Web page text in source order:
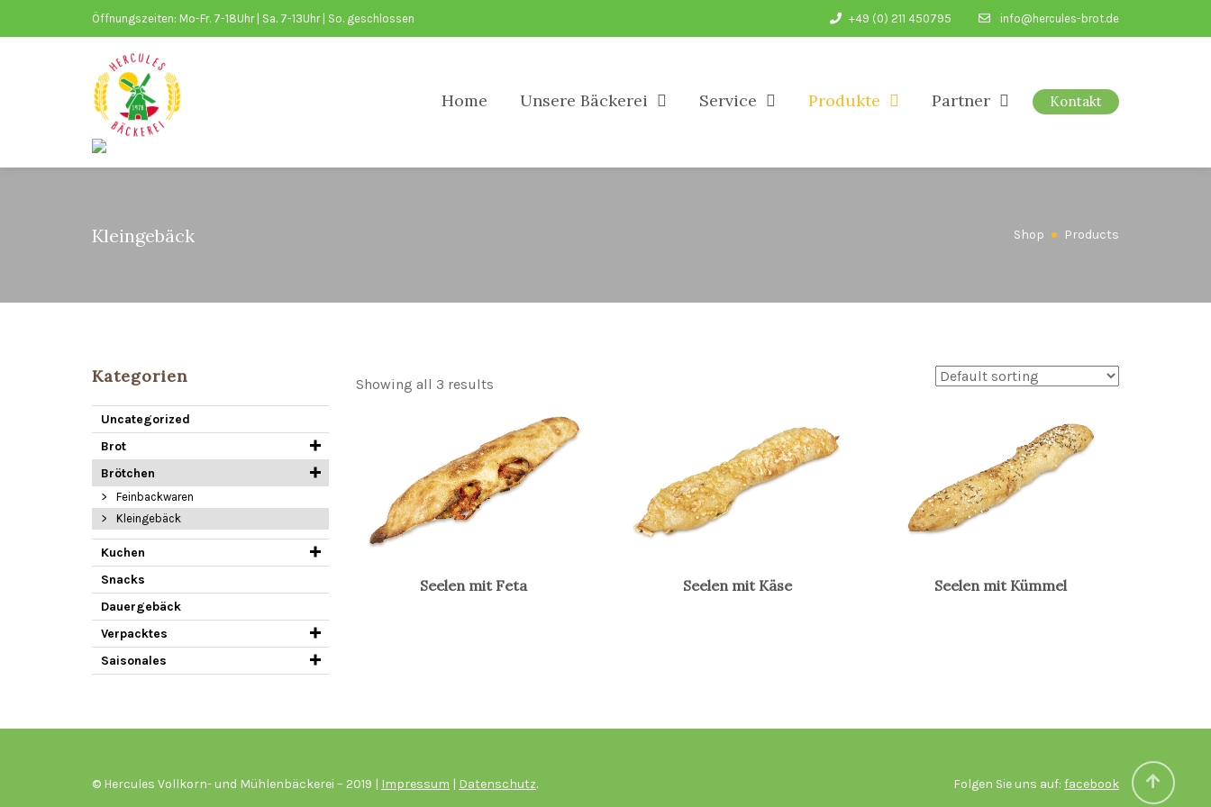
Öffnungszeiten: Mo-Fr. 7-18Uhr | Sa. 7-13Uhr | So. geschlossen +49 (0) 211 450795 info@hercules-brot.de
Home Unsere Bäckerei Service Produkte Partner Kontakt
Kleingebäck Shop Products
Showing all 3 results
Seelen mit Feta Seelen mit Käse Seelen mit Kümmel
Kategorien
Uncategorized
Brot
Brötchen
Feinbackwaren
Kleingebäck
Kuchen
Snacks
Dauergebäck
Verpacktes
Saisonales
© Hercules Vollkorn- und Mühlenbäckerei – 2019 | Impressum | Datenschutz. Folgen Sie uns auf: facebook